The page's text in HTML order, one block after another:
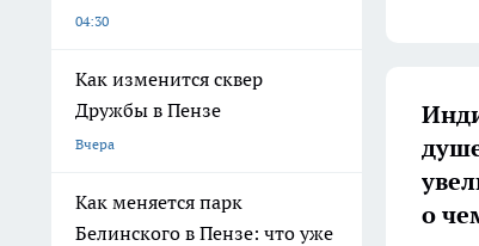
04:30
Как изменится сквер
Дружбы в Пензе
Вчера
Как меняется парк
Белинского в Пензе: что уже
о